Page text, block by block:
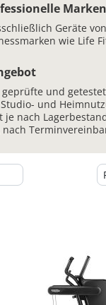
Marken
Geräte
wie Life
und
und
je nach
nach